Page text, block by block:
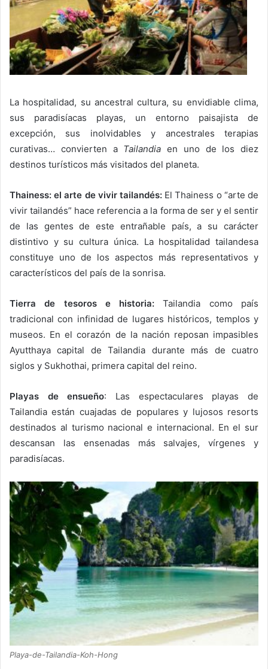
La hospitalidad, su ancestral cultura, su envidiable clima,
sus paradisíacas playas, un entorno paisajista de
excepción, sus inolvidables y ancestrales terapias
curativas… convierten a Tailandia en uno de los diez
destinos turísticos más visitados del planeta.
Thainess: el arte de vivir tailandés: El Thainess o “arte de
vivir tailandés” hace referencia a la forma de ser y el sentir
de las gentes de este entrañable país, a su carácter
distintivo y su cultura única. La hospitalidad tailandesa
constituye uno de los aspectos más representativos y
característicos del país de la sonrisa.
Tierra de tesoros e historia:Tailandia como país
tradicional con infinidad de lugares históricos, templos y
museos. En el corazón de la nación reposan impasibles
Ayutthaya capital de Tailandia durante más de cuatro
siglos y Sukhothai, primera capital del reino.
Playas de ensueño: Las espectaculares playas de
Tailandia están cuajadas de populares y lujosos resorts
destinados al turismo nacional e internacional. En el sur
descansan las ensenadas más salvajes, vírgenes y
paradisíacas.
Playa-de-Tailandia-Koh-Hong